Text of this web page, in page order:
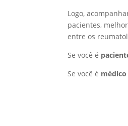
Logo,
pacientes,
entre os
Se você é
Se você é